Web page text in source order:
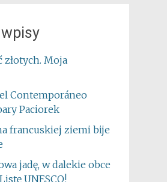
złotych. Moja
Contemporáneo
Paciorek
francuskiej ziemi bije
jadę, w dalekie obce
UNESCO!